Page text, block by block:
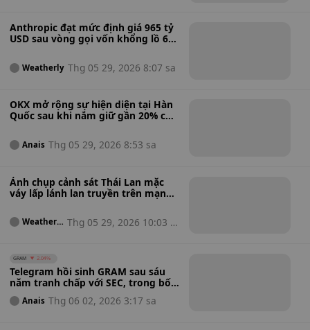
Anthropic đạt mức định giá 965 tỷ
USD sau vòng gọi vốn khổng lồ 65
Weatherly Thg 05 29, 2026 8:07 sa
OKX mở rộng sự hiện diện tại Hàn
Quốc sau khi nắm giữ gần 20% cổ
tử Coinone.
Anais Thg 05 29, 2026 8:53 sa
Ảnh chụp cảnh sát Thái Lan mặc
váy lấp lánh lan truyền trên mạng
do AI tạo ra và đăng tải.
Weatherl
Thg 05 29, 2026 10:03 s
GRAM 2.04%
Telegram hồi sinh GRAM sau sáu
năm tranh chấp với SEC, trong bối
cảnh kế hoạch đổi tên thương hiệu
Toncoin đang tiến triển.
Anais Thg 06 02, 2026 3:17 sa